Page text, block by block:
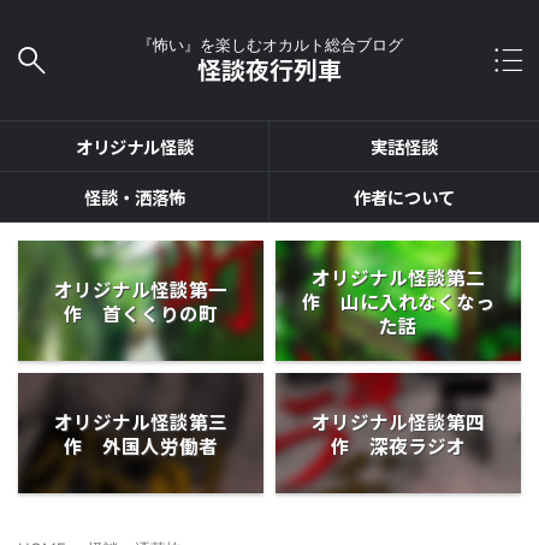
『怖い』を楽しむオカルト総合ブログ
怪談夜行列車
オリジナル怪談
実話怪談
怪談・洒落怖
作者について
オリジナル怪談第一
作 首くくりの町
オリジナル怪談第二
作 山に入れなくなっ
た話
オリジナル怪談第三
作 外国人労働者
オリジナル怪談第四
作 深夜ラジオ